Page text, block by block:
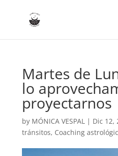
Martes de
lo
proyectarnos
by MÓNICA VESPAL| Dic 12,
tránsitos, Coaching